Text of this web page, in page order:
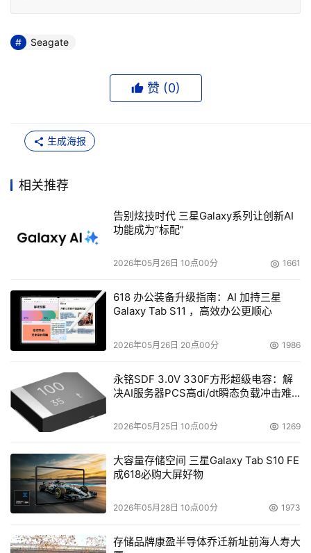
Seagate
赞 (0)
生成海报
相关推荐
告别炫技时代 三星Galaxy系列让创新AI
功能成为“标配”
2026年05月26日 10点00分 1661
618 办公装备升级指南：AI 加持三星
Galaxy Tab S11 ，高效办公更顺心
2026年05月26日 20点00分 1986
永铭SDF 3.0V 330F方形超级电容：解
决AI服务器PCS高di/dt瞬态负载冲击难
2026年05月25日 10点00分 1269
大容量存储空间 三星Galaxy Tab S10 FE
成618必购大屏好物
2026年05月28日 10点00分 1973
存储品牌康盈半导体乔迁新址前海人寿大